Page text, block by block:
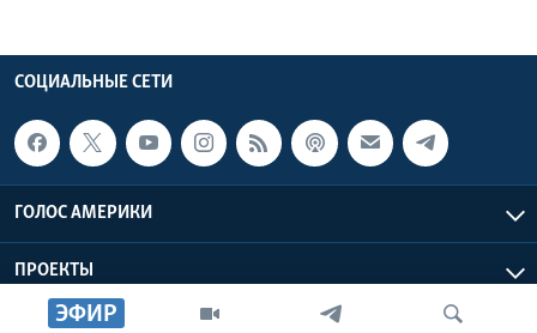
ЭФИР
СОЦИАЛЬНЫЕ СЕТИ
ГОЛОС АМЕРИКИ
ПРОЕКТЫ